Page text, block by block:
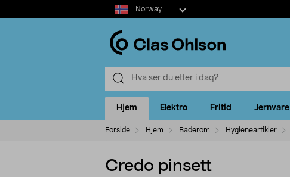
Select
market
Norway
Hjem Elektro Fritid Jernvare
Forside Hjem Baderom Hygieneartikler
Credo pinsett